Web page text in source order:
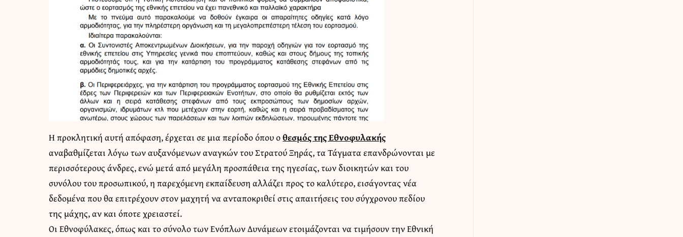
Η προκλητική αυτή απόφαση, έρχεται σε μια περίοδο όπου οθεσμός της Εθνοφυλακής
αναβαθμίζεται λόγω των αυξανόμενων αναγκών του Στρατού Ξηράς, τα Τάγματα επανδρώνονται με
περισσότερους άνδρες, ενώ μετά από μεγάλη προσπάθεια της ηγεσίας, των διοικητών και του
συνόλου του προσωπικού, η παρεχόμενη εκπαίδευση αλλάζει προς το καλύτερο, εισάγοντας νέα
δεδομένα που θα επιτρέχουν στον μαχητή να ανταποκριθεί στις απαιτήσεις του σύγχρονου πεδίου
της μάχης, αν και όποτε χρειαστεί.
Οι Εθνοφύλακες, όπως και το σύνολο των Ενόπλων Δυνάμεων ετοιμάζονται να τιμήσουν την Εθνική